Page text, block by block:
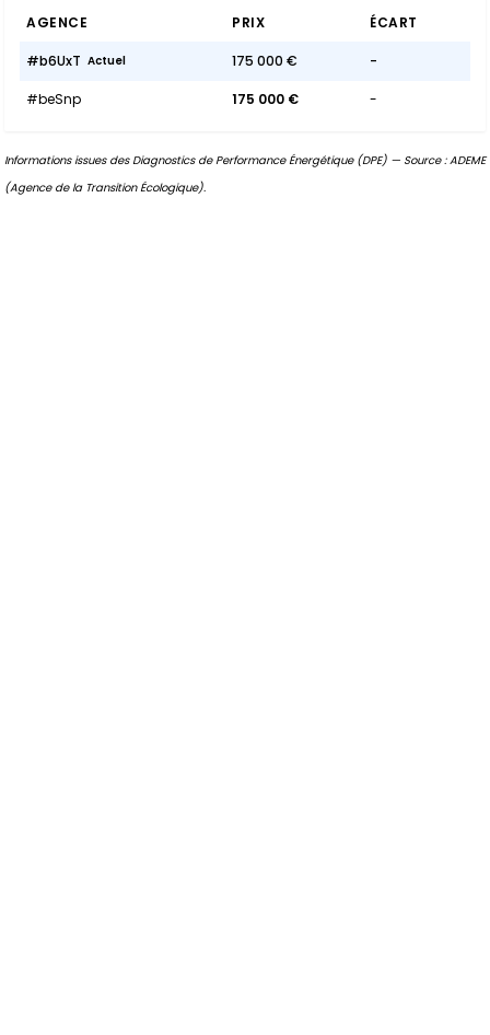
AGENCE PRIX ÉCART
#b6UxT Actuel 175 000 € -
#beSnp 175 000 € -
Informations issues des Diagnostics de Performance Énergétique (DPE) — Source : ADEME
(Agence de la Transition Écologique).